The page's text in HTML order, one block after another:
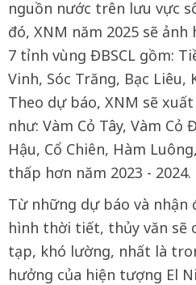
nguồn nước trên lưu vực
đó, XNM năm 2025 sẽ
7 tỉnh vùng ĐBSCL gồm:
Vinh, Sóc Trăng, Bạc Liêu,
Theo dự báo, XNM sẽ
như: Vàm Cỏ Tây, Vàm
Hậu, Cổ Chiên, Hàm
thấp hơn năm 2023 - 2024.
Từ những dự báo và nhận
hình thời tiết, thủy văn sẽ
tạp, khó lường, nhất là
hưởng của hiện tượng El